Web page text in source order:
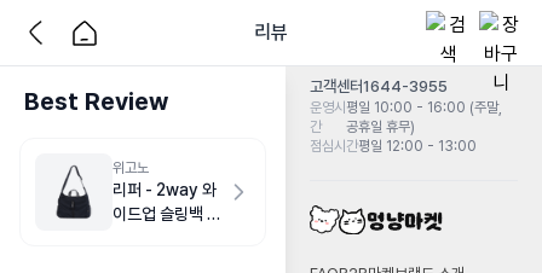
리뷰
Best Review
위고노
리퍼 - 2way 와
이드업 슬링백 M
고객센터1644-3955
운영시
간
평일 10:00 - 16:00 (주말,
공휴일 휴무)
점심시간평일 12:00 - 13:00